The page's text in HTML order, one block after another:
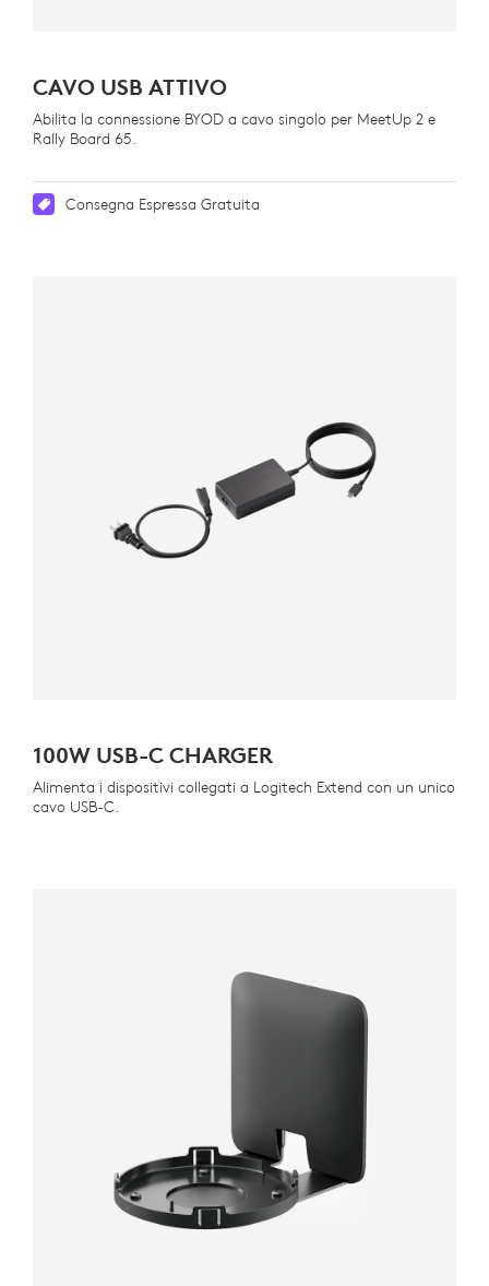
CAVO USB ATTIVO
Abilita la connessione BYOD a cavo singolo per MeetUp 2 e
Rally Board 65.
Consegna Espressa Gratuita
100W USB-C CHARGER
Alimenta i dispositivi collegati a Logitech Extend con un unico
cavo USB-C.